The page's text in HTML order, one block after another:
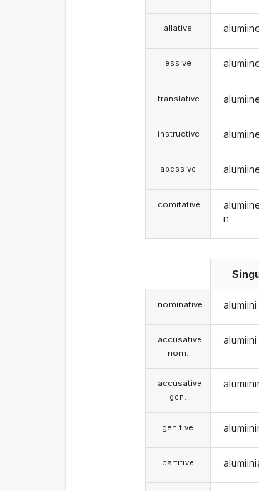
allative
essive
translative
instructive
abessive
comitative
n
nominative
accusative
nom.
accusative
gen.
genitive
partitive
alumiini
alumiini